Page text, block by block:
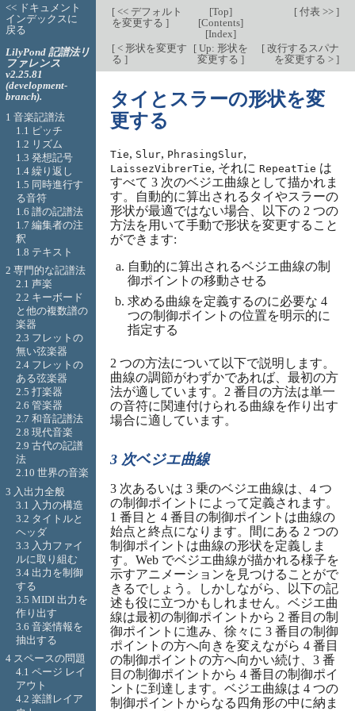
[<< デフォルト
を変更する ]
[Top]
[Contents]
[Index]
[付表 >> ]
[< 形状を変更す
る ]
[Up: 形状を
変更する ]
[改行するスパナ
を変更する > ]
タイとスラーの形状を変
更する
Tie, Slur, PhrasingSlur,
LaissezVibrerTie, それに RepeatTie は
すべて 3 次のベジエ曲線として描かれま
す。自動的に算出されるタイやスラーの
形状が最適ではない場合、以下の 2 つの
方法を用いて手動で形状を変更すること
ができます:
自動的に算出されるベジエ曲線の制
御ポイントの移動させる
求める曲線を定義するのに必要な 4
つの制御ポイントの位置を明示的に
指定する
2 つの方法について以下で説明します。
曲線の調節がわずかであれば、最初の方
法が適しています。2 番目の方法は単一
の音符に関連付けられる曲線を作り出す
場合に適しています。
3 次ベジエ曲線
3 次あるいは 3 乗のベジエ曲線は、4 つ
の制御ポイントによって定義されます。
1 番目と 4 番目の制御ポイントは曲線の
始点と終点になります。間にある 2 つの
制御ポイントは曲線の形状を定義しま
す。Web でベジエ曲線が描かれる様子を
示すアニメーションを見つけることがで
きるでしょう。しかしながら、以下の記
述も役に立つかもしれません。ベジエ曲
線は最初の制御ポイントから 2 番目の制
御ポイントに進み、徐々に 3 番目の制御
ポイントの方へ向きを変えながら 4 番目
の制御ポイントの方へ向かい続け、3 番
目の制御ポイントから 4 番目の制御ポイ
ントに到達します。ベジエ曲線は 4 つの
制御ポイントからなる四角形の中に納ま
<< ドキュメント
インデックスに
戻る
LilyPond 記譜法リ
ファレンス
v2.25.81
(development-
branch).
1 音楽記譜法
1.1 ピッチ
1.2 リズム
1.3 発想記号
1.4 繰り返し
1.5 同時進行す
る音符
1.6 譜の記譜法
1.7 編集者の注
釈
1.8 テキスト
2 専門的な記譜法
2.1 声楽
2.2 キーボード
と他の複数譜の
楽器
2.3 フレットの
無い弦楽器
2.4 フレットの
ある弦楽器
2.5 打楽器
2.6 管楽器
2.7 和音記譜法
2.8 現代音楽
2.9 古代の記譜
法
2.10 世界の音楽
3 入出力全般
3.1 入力の構造
3.2 タイトルと
ヘッダ
3.3 入力ファイ
ルに取り組む
3.4 出力を制御
する
3.5 MIDI 出力を
作り出す
3.6 音楽情報を
抽出する
4 スペースの問題
4.1 ページ レイ
アウト
4.2 楽譜レイア